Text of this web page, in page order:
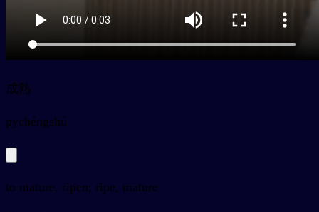
成熟
pychéngshú
to mature, ripen; ripe, mature